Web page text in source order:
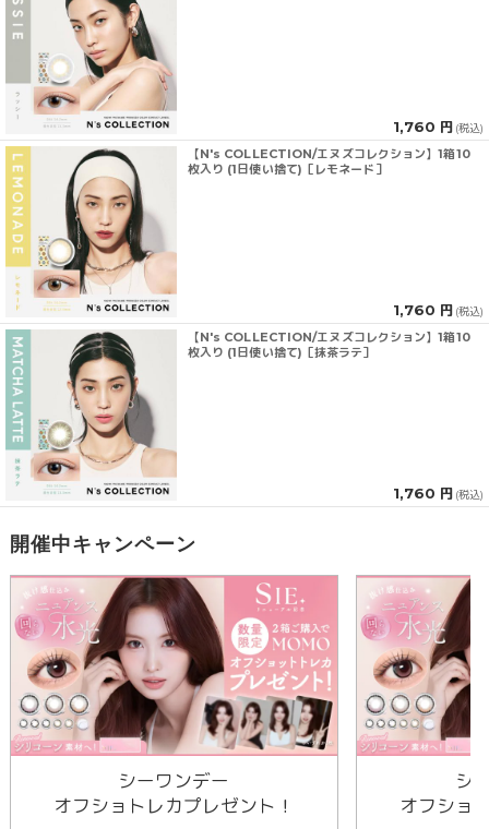
1,760 円 (税込)
【N's COLLECTION/エヌズコレクション】1箱10
枚入り (1日使い捨て)［レモネード］
1,760 円 (税込)
【N's COLLECTION/エヌズコレクション】1箱10
枚入り (1日使い捨て)［抹茶ラテ］
1,760 円 (税込)
開催中キャンペーン
シーワンデー
オフショトレカプレゼント！
シ
オフショ